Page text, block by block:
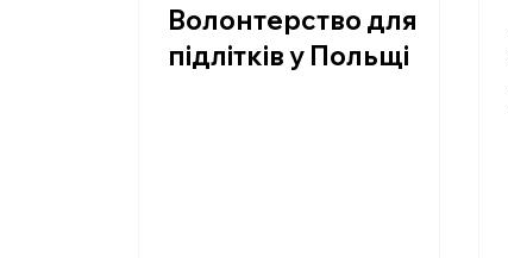
Волонтерство для
підлітків у Польщі